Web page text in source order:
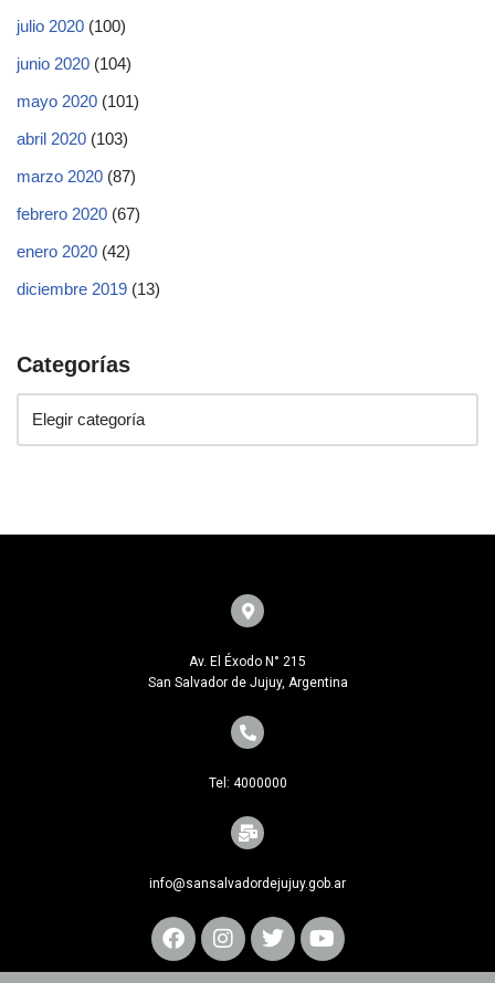
julio 2020 (100)
junio 2020 (104)
mayo 2020 (101)
abril 2020 (103)
marzo 2020 (87)
febrero 2020 (67)
enero 2020 (42)
diciembre 2019 (13)
Categorías
Av. El Éxodo N° 215
San Salvador de Jujuy, Argentina
Tel: 4000000
info@sansalvadordejujuy.gob.ar